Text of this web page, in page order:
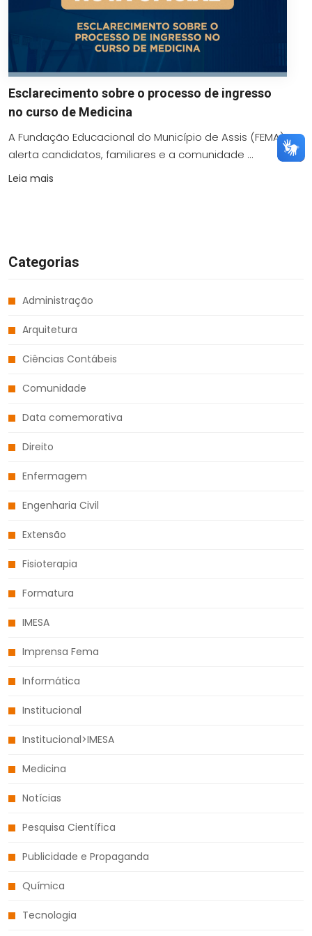
Esclarecimento sobre o processo de ingresso
no curso de Medicina
A Fundação Educacional do Município de Assis (FEMA)
alerta candidatos, familiares e a comunidade ...
Leia mais
Categorias
Administração
Arquitetura
Ciências Contábeis
Comunidade
Data comemorativa
Direito
Enfermagem
Engenharia Civil
Extensão
Fisioterapia
Formatura
IMESA
Imprensa Fema
Informática
Institucional
Institucional>IMESA
Medicina
Notícias
Pesquisa Científica
Publicidade e Propaganda
Química
Tecnologia